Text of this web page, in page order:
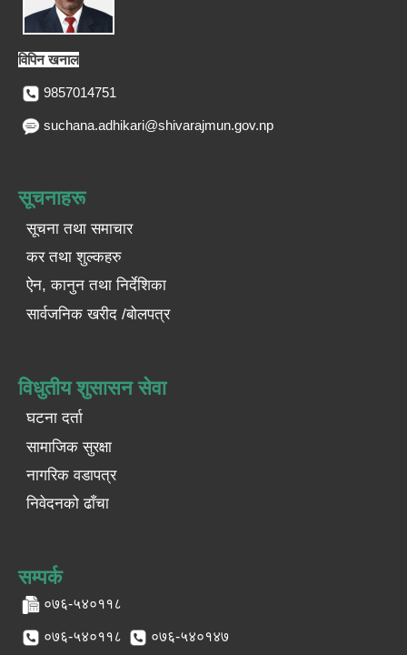
विपिन खनाल
9857014751
suchana.adhikari@shivarajmun.gov.np
सूचनाहरू
सूचना तथा समाचार
कर तथा शुल्कहरु
ऐन, कानुन तथा निर्देशिका
सार्वजनिक खरीद /बोलपत्र
विधुतीय शुसासन सेवा
घटना दर्ता
सामाजिक सुरक्षा
नागरिक वडापत्र
निवेदनको ढाँचा
सम्पर्क
०७६-५४०११८
०७६-५४०११८ ०७६-५४०१४७